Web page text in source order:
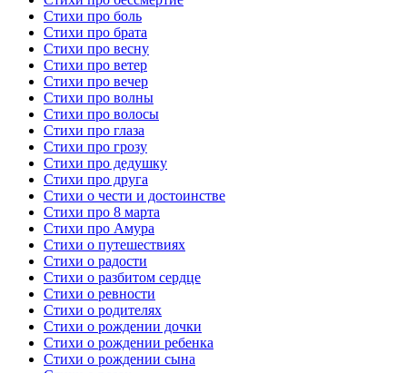
Стихи про боль
Стихи про брата
Стихи про весну
Стихи про ветер
Стихи про вечер
Стихи про волны
Стихи про волосы
Стихи про глаза
Стихи про грозу
Стихи про дедушку
Стихи про друга
Стихи о чести и достоинстве
Стихи про 8 марта
Стихи про Амура
Стихи о путешествиях
Стихи о радости
Стихи о разбитом сердце
Стихи о ревности
Стихи о родителях
Стихи о рождении дочки
Стихи о рождении ребенка
Стихи о рождении сына